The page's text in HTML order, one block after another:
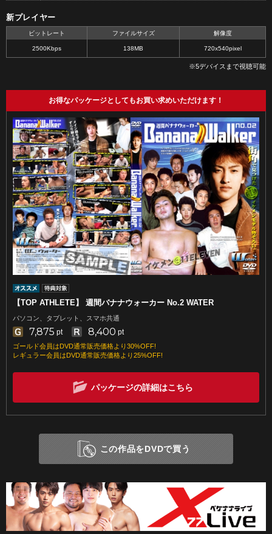
新プレイヤー
ビットレート ファイルサイズ 解像度
2500Kbps 138MB 720x540pixel
※5デバイスまで視聴可能
お得なパッケージとしてもお買い求めいただけます！
【TOP ATHLETE】 週間バナナウォーカー No.2 WATER
パソコン、タブレット、スマホ共通
7,875 pt 8,400 pt
ゴールド会員はDVD通常販売価格より30%OFF!
レギュラー会員はDVD通常販売価格より25%OFF!
パッケージの詳細はこちら
この作品をDVDで買う